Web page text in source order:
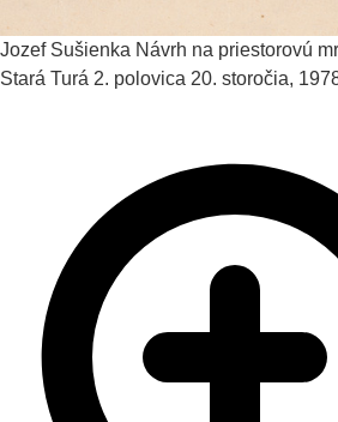
Jozef Sušienka Návrh na priestorovú
Stará Turá 2. polovica 20. storočia,